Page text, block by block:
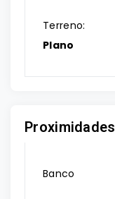
Terreno:
Plano
Proximidades
Banco